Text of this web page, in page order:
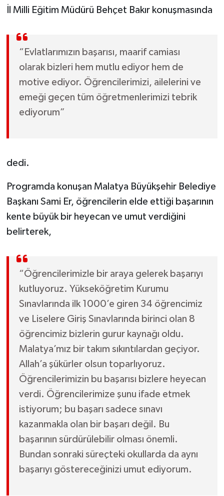
İl Milli Eğitim Müdürü Behçet Bakır konuşmasında
“Evlatlarımızın başarısı, maarif camiası
olarak bizleri hem mutlu ediyor hem de
motive ediyor. Öğrencilerimizi, ailelerini ve
emeği geçen tüm öğretmenlerimizi tebrik
ediyorum”
dedi.
Programda konuşan Malatya Büyükşehir Belediye
Başkanı Sami Er, öğrencilerin elde ettiği başarının
kente büyük bir heyecan ve umut verdiğini
belirterek,
“Öğrencilerimizle bir araya gelerek başarıyı
kutluyoruz. Yükseköğretim Kurumu
Sınavlarında ilk 1000’e giren 34 öğrencimiz
ve Liselere Giriş Sınavlarında birinci olan 8
öğrencimiz bizlerin gurur kaynağı oldu.
Malatya’mız bir takım sıkıntılardan geçiyor.
Allah’a şükürler olsun toparlıyoruz.
Öğrencilerimizin bu başarısı bizlere heyecan
verdi. Öğrencilerimize şunu ifade etmek
istiyorum; bu başarı sadece sınavı
kazanmakla olan bir başarı değil. Bu
başarının sürdürülebilir olması önemli.
Bundan sonraki süreçteki okullarda da aynı
başarıyı göstereceğinizi umut ediyorum.